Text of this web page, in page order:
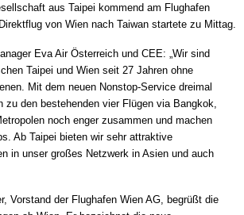
aus Taipei kommend am Flughafen
von Wien nach Taiwan startete zu Mittag.
Eva Air Österreich und CEE: „Wir sind
Taipei und Wien seit 27 Jahren ohne
Mit dem neuen Nonstop-Service dreimal
zu den bestehenden vier Flügen via Bangkok,
noch enger zusammen und machen
Ab Taipei bieten wir sehr attraktive
in unser großes Netzwerk in Asien und auch
Vorstand der Flughafen Wien AG, begrüßt die